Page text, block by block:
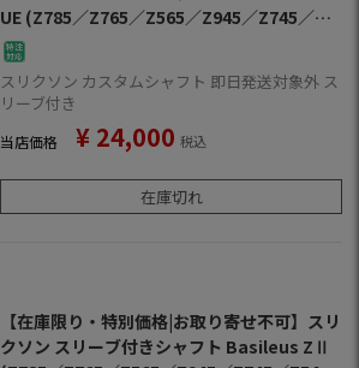
UE (Z785／Z765／Z565／Z945／Z745／Z5
45／Z925／Z725／Z525／ZF45)
スリクソン カスタムシャフト 即日発送対象外 ス
リーブ付き
当店価格 ¥ 24,000 税込
在庫切れ
【在庫限り・特別価格|お取り寄せ不可】スリ
クソン スリーブ付きシャフト Basileus ZⅡ